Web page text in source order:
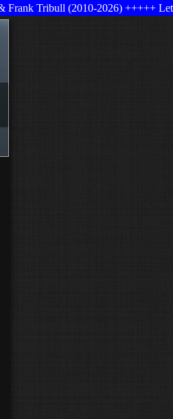
2026) +++++ Letzte